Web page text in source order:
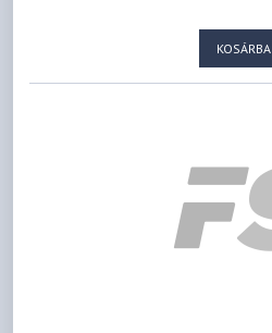
KOSÁRBA